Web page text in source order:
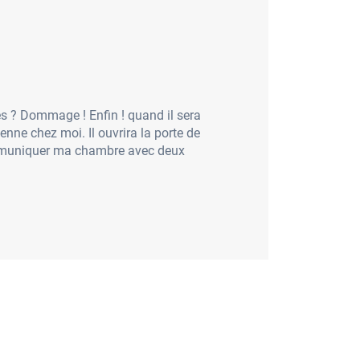
? Dommage ! Enfin ! quand il sera
chez moi. Il ouvrira la porte de
ma chambre avec deux